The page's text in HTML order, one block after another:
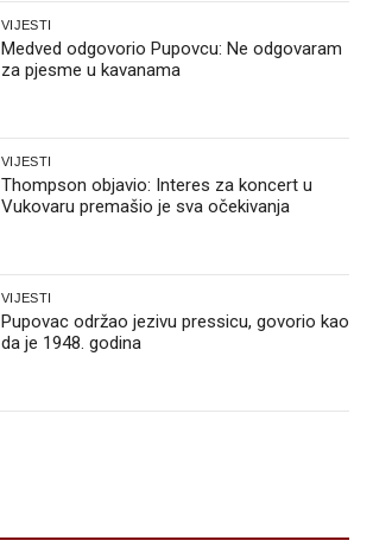
VIJESTI
Medved odgovorio Pupovcu: Ne odgovaram
za pjesme u kavanama
VIJESTI
Thompson objavio: Interes za koncert u
Vukovaru premašio je sva očekivanja
VIJESTI
Pupovac održao jezivu pressicu, govorio kao
da je 1948. godina